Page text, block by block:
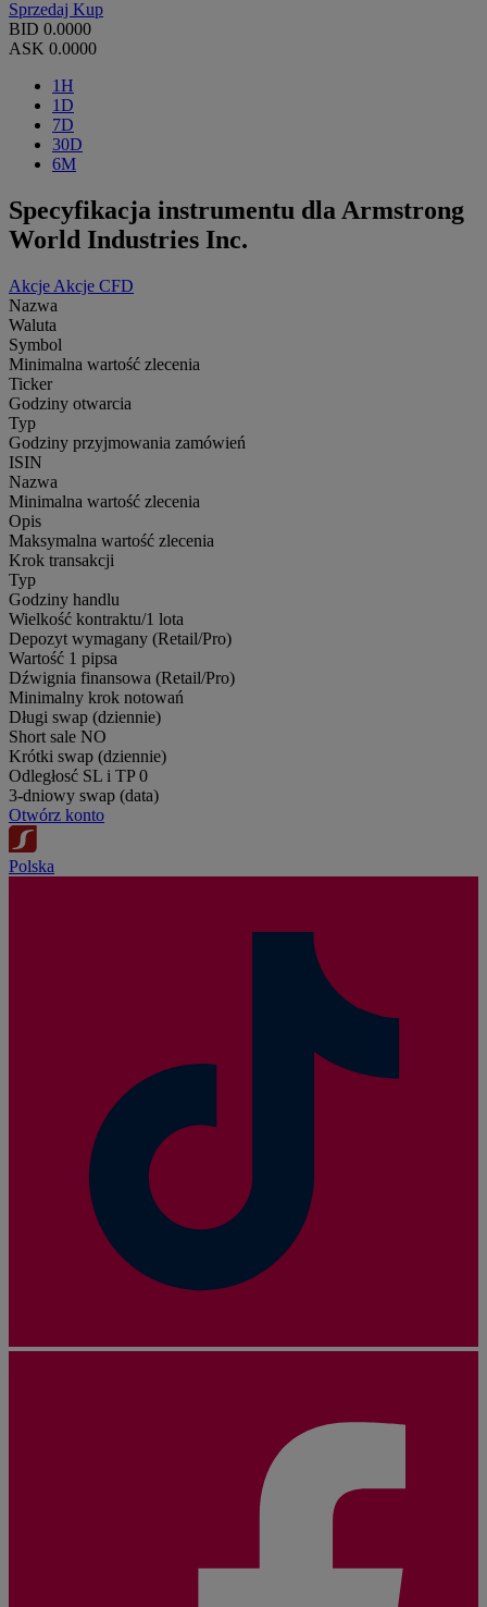
Sprzedaj Kup
BID 0.0000
ASK 0.0000
1H
1D
7D
30D
6M
Specyfikacja instrumentu dla Armstrong
World Industries Inc.
Akcje Akcje CFD
Nazwa
Waluta
Symbol
Minimalna wartość zlecenia
Ticker
Godziny otwarcia
Typ
Godziny przyjmowania zamówień
ISIN
Nazwa
Minimalna wartość zlecenia
Opis
Maksymalna wartość zlecenia
Krok transakcji
Typ
Godziny handlu
Wielkość kontraktu/1 lota
Depozyt wymagany (Retail/Pro)
Wartość 1 pipsa
Dźwignia finansowa (Retail/Pro)
Minimalny krok notowań
Długi swap (dziennie)
Short sale NO
Krótki swap (dziennie)
Odległosć SL i TP 0
3-dniowy swap (data)
Otwórz konto
Polska